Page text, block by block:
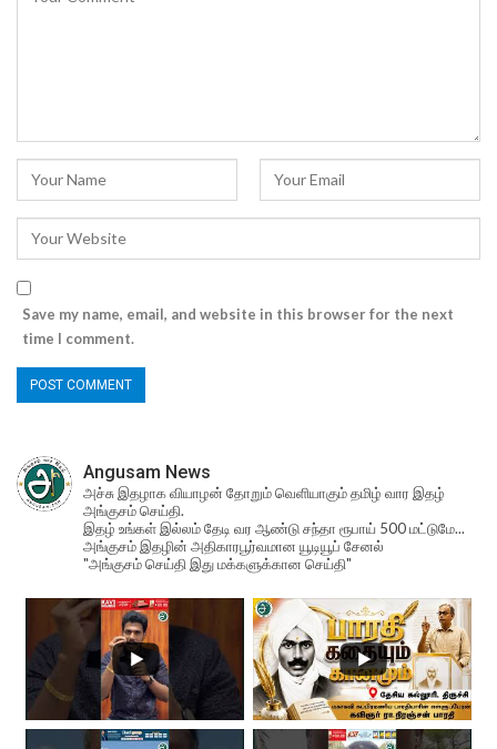
Save my name, email, and website in this browser for the next
time I comment.
Angusam News
அச்சு இதழாக வியாழன் தோறும் வெளியாகும் தமிழ் வார இதழ்
அங்குசம் செய்தி.
இதழ் உங்கள் இல்லம் தேடி வர ஆண்டு சந்தா ரூபாய் 500 மட்டுமே...
அங்குசம் இதழின் அதிகாரபூர்வமான யூடியூப் சேனல்
"அங்குசம் செய்தி இது மக்களுக்கான செய்தி"